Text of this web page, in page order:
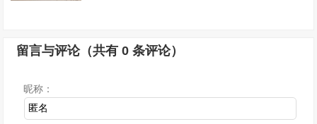
留言与评论（共有0 条评论）
昵称：